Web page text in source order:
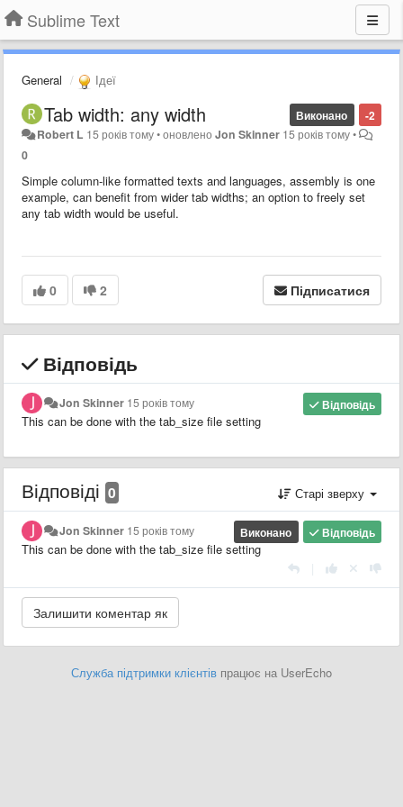
Sublime Text
General Ідеї
-2
Виконано
Tab width: any width
Robert L 15 років тому•оновленоJon Skinner 15 років тому•
0
Simple column-like formatted texts and languages, assembly is one
example, can benefit from wider tab widths; an option to freely set
any tab width would be useful.
0 2 Підписатися
Відповідь
Відповідь
Jon Skinner 15 років тому
This can be done with the tab_size file setting
Відповіді 0 Старі зверху
Відповідь
Виконано
Jon Skinner 15 років тому
This can be done with the tab_size file setting
Служба підтримки клієнтів працює на UserEcho